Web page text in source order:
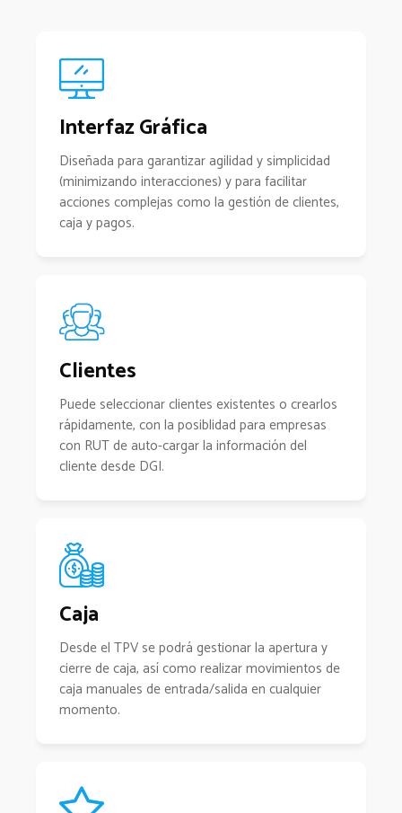
Interfaz Gráfica
Diseñada para garantizar agilidad y simplicidad
(minimizando interacciones) y para facilitar
acciones complejas como la gestión de clientes,
caja y pagos.
Clientes
Puede seleccionar clientes existentes o crearlos
rápidamente, con la posiblidad para empresas
con RUT de auto-cargar la información del
cliente desde DGI.
Caja
Desde el TPV se podrá gestionar la apertura y
cierre de caja, así como realizar movimientos de
caja manuales de entrada/salida en cualquier
momento.